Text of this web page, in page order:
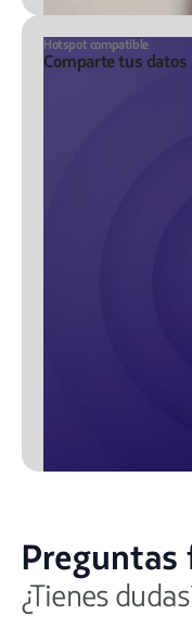
Hotspot compatible
Comparte tus datos
¿Tienes